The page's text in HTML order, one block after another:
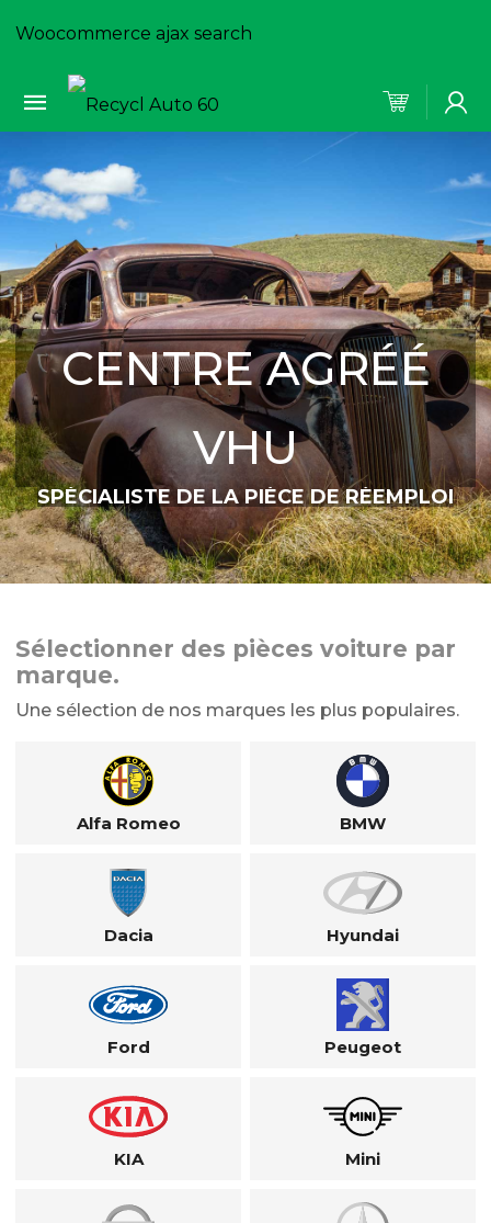
Woocommerce ajax search
CENTRE AGRÉÉ
VHU
SPÉCIALISTE DE LA PIÈCE DE RÉEMPLOI
Sélectionner des pièces voiture par
marque.
Une sélection de nos marques les plus populaires.
Alfa Romeo BMW
Dacia Hyundai
Ford Peugeot
KIA Mini